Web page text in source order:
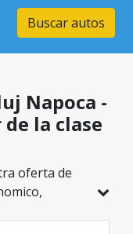
Buscar autos
Napoca -
la clase
oferta de